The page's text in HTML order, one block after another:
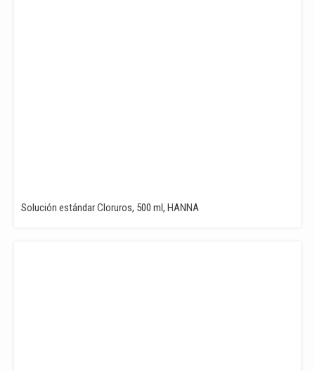
Solución estándar Cloruros, 500 ml, HANNA